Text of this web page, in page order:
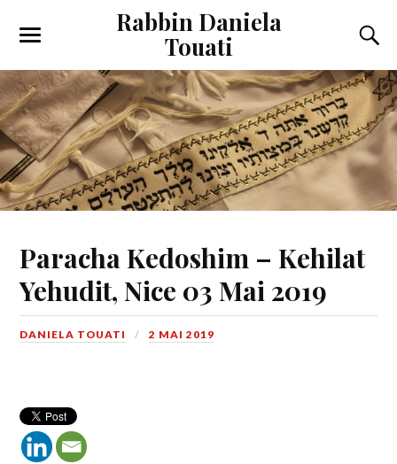
Rabbin Daniela
Touati
Toggle
mobile
menu field
Paracha Kedoshim – Kehilat
Yehudit, Nice 03 Mai 2019
DANIELA TOUATI 2 MAI 2019